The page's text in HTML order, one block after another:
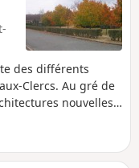
des différents
Clercs. Au gré de
nouvelles
cours d'eau du